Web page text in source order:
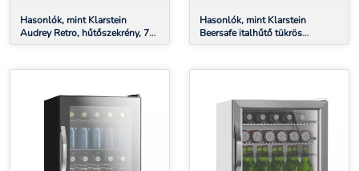
Hasonlók, mint Klarstein
Audrey Retro, hűtőszekrény, 70
liter, 3 polc, 2 rekesz az ajtóban,
Hasonlók, mint Klarstein
Beersafe italhűtő tükrös
üvegajtóval | 44 x 48 cm | LED-